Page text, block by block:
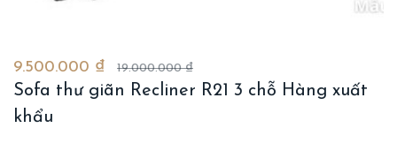
9.500.000 ₫ 19.000.000 ₫
Sofa thư giãn Recliner R21 3 chỗ Hàng xuất
khẩu